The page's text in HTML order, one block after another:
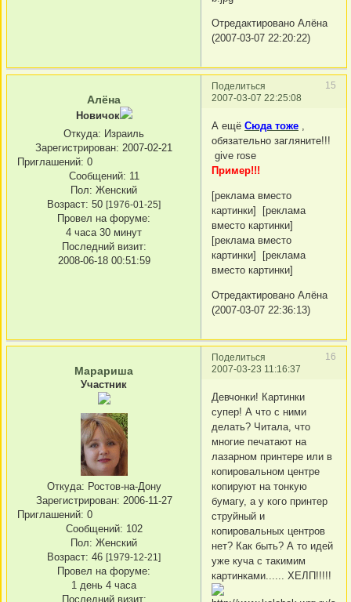
Отредактировано Алёна
(2007-03-07 22:20:22)
Поделиться
15
2007-03-07 22:25:08
Алёна
Новичок
Откуда: Израиль
Зарегистрирован: 2007-02-21
Приглашений: 0
Сообщений: 11
Пол: Женский
Возраст: 50 [1976-01-25]
Провел на форуме:
4 часа 30 минут
Последний визит:
2008-06-18 00:51:59
А ещё Сюда тоже
обязательно загляните!!!
give rose
Пример!!!
[реклама вместо
картинки] [реклама
вместо картинки]
[реклама вместо
картинки] [реклама
вместо картинки]
Отредактировано Алёна
(2007-03-07 22:36:13)
Поделиться
16
2007-03-23 11:16:37
Марариша
Участник
Откуда: Ростов-на-Дону
Зарегистрирован: 2006-11-27
Приглашений: 0
Сообщений: 102
Пол: Женский
Возраст: 46 [1979-12-21]
Провел на форуме:
1 день 4 часа
Последний визит:
Девчонки! Картинки
супер! А что с ними
делать? Читала, что
многие печатают на
лазарном принтере или в
копировальном центре
копируют на тонкую
бумагу, а у кого принтер
струйный и
копировальных центров
нет? Как быть? А то идей
уже куча с такимим
картинками...... ХЕЛП!!!!!